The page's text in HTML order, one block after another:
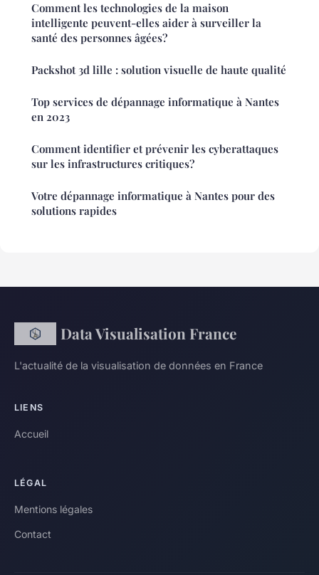
Comment les technologies de la maison
intelligente peuvent-elles aider à surveiller la
santé des personnes âgées?
Packshot 3d lille : solution visuelle de haute qualité
Top services de dépannage informatique à Nantes
en 2023
Comment identifier et prévenir les cyberattaques
sur les infrastructures critiques?
Votre dépannage informatique à Nantes pour des
solutions rapides
Data Visualisation France
L'actualité de la visualisation de données en France
LIENS
Accueil
LÉGAL
Mentions légales
Contact